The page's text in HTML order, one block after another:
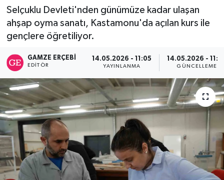
Selçuklu Devleti'nden günümüze kadar ulaşan
ahşap oyma sanatı, Kastamonu'da açılan kurs ile
gençlere öğretiliyor.
GAMZE ERÇEBI
EDITÖR
14.05.2026 - 11:05
YAYINLANMA
14.05.2026 -
GÜNCELLEME
RESMİ İLAN
SİYASET
SAĞLIK
GÜNCEL
RESMİ İLAN
Künye
Haber Arşivi